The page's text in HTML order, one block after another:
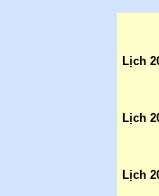
Lịch
Lịch
Lịch